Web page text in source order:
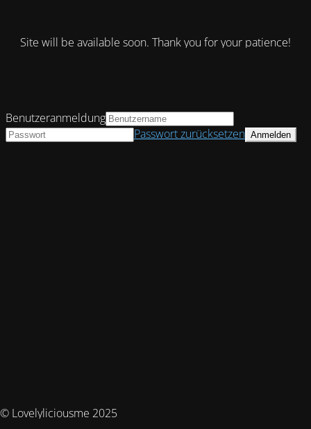
Site will be available soon. Thank you for your patience!
© Lovelyliciousme 2025
Benutzeranmeldung
Passwort zurücksetzen